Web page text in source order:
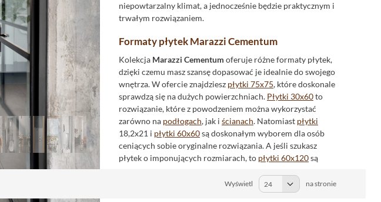
niepowtarzalny klimat, a jednocześnie będzie praktycznym i
trwałym rozwiązaniem.
Formaty płytek Marazzi Cementum
Kolekcja Marazzi Cementum oferuje różne formaty płytek,
dzięki czemu masz szansę dopasować je idealnie do swojego
wnętrza. W ofercie znajdziesz płytki 75x75, które doskonale
sprawdzą się na dużych powierzchniach. Płytki 30x60to
rozwiązanie, które z powodzeniem można wykorzystać
zarówno na podłogach, jak i ścianach. Natomiast płytki
18,2x21 i płytki 60x60są doskonałym wyborem dla osób
ceniących sobie oryginalne rozwiązania. A jeśli szukasz
płytek o imponujących rozmiarach, to płytki 60x120są
Mrozoodporne płytki Marazzi Cementum
Wyświetl na stronie